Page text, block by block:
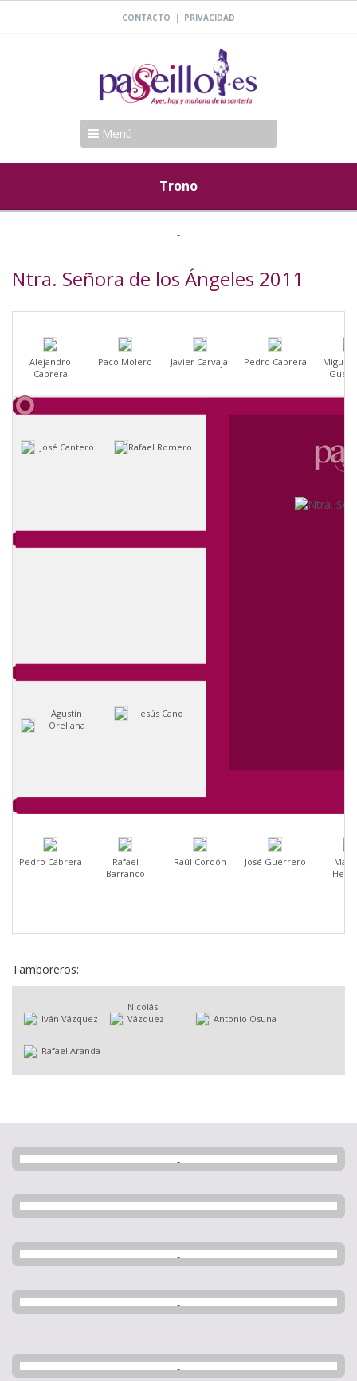
CONTACTO | PRIVACIDAD
Menú
Trono
Ntra. Señora de los Ángeles 2011
Alejandro
Cabrera
Paco Molero Javier Carvajal Pedro Cabrera
Miguel
José Cantero Rafael Romero
Agustín
Orellana
Jesús Cano
Pedro Cabrera
Rafael
Barranco
Raúl Cordón José Guerrero
Tamboreros:
Iván Vázquez
Nicolás
Vázquez
Antonio Osuna
Rafael Aranda